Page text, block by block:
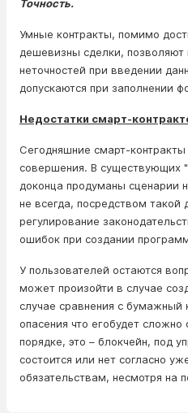
Точность.
Умные контракты, помимо
дешевизны сделки, позволяют
неточностей при введении
допускаются при заполнении
Недостатки смарт-
Сегодняшние смарт-контракты
совершения. В существующих
доконца продуманы сценарии
не всегда, посредством такой
регулирование
ошибок при создании
У пользователей остаются
может произойти в случае
случае сравнения с бумажный
опасения что егобудет сложно
порядке, это – блокчейн, под
состоится или нет согласно
обязательствам, несмотря на